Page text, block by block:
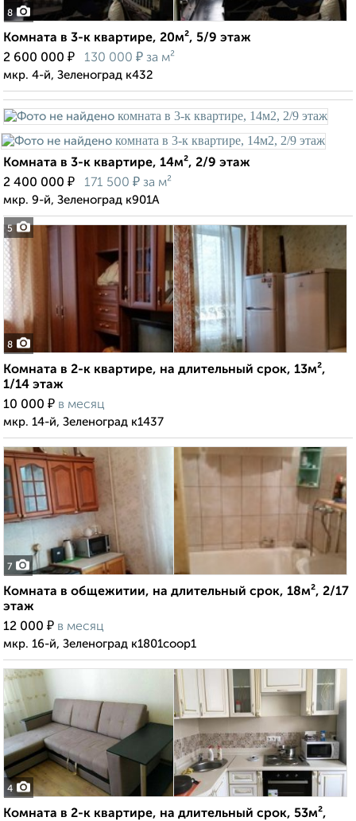
8
Комната в 3-к квартире, 20м², 5/9 этаж
2 600 000 ₽ 130 000 ₽ за м²
мкр. 4-й, Зеленоград к432
5
Комната в 3-к квартире, 14м², 2/9 этаж
2 400 000 ₽ 171 500 ₽ за м²
мкр. 9-й, Зеленоград к901А
8
Комната в 2-к квартире, на длительный срок, 13м²,
1/14 этаж
10 000 ₽ в месяц
мкр. 14-й, Зеленоград к1437
7
Комната в общежитии, на длительный срок, 18м², 2/17
этаж
12 000 ₽ в месяц
мкр. 16-й, Зеленоград к1801соор1
4
Комната в 2-к квартире, на длительный срок, 53м²,